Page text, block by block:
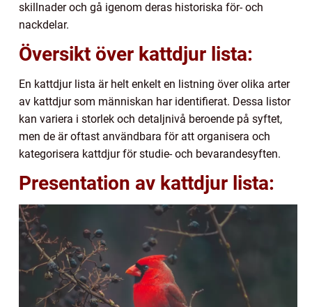
skillnader och gå igenom deras historiska för- och
nackdelar.
Översikt över kattdjur lista:
En kattdjur lista är helt enkelt en listning över olika arter
av kattdjur som människan har identifierat. Dessa listor
kan variera i storlek och detaljnivå beroende på syftet,
men de är oftast användbara för att organisera och
kategorisera kattdjur för studie- och bevarandesyften.
Presentation av kattdjur lista: